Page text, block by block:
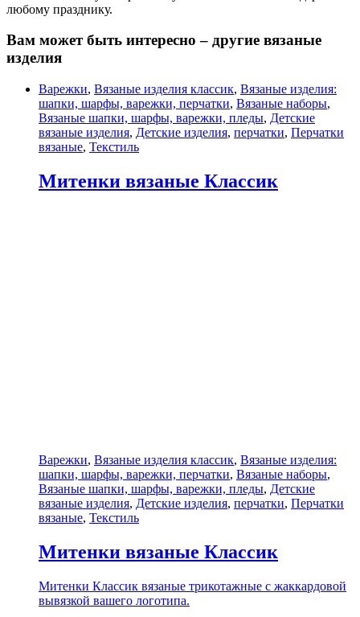
любому празднику.
Вам может быть интересно – другие вязаные
изделия
Варежки, Вязаные изделия классик, Вязаные изделия:
шапки, шарфы, варежки, перчатки, Вязаные наборы,
Вязаные шапки, шарфы, варежки, пледы, Детские
вязаные изделия, Детские изделия, перчатки, Перчатки
вязаные, Текстиль
Митенки вязаные Классик
Варежки, Вязаные изделия классик, Вязаные изделия:
шапки, шарфы, варежки, перчатки, Вязаные наборы,
Вязаные шапки, шарфы, варежки, пледы, Детские
вязаные изделия, Детские изделия, перчатки, Перчатки
вязаные, Текстиль
Митенки вязаные Классик
Митенки Классик вязаные трикотажные с жаккардовой
вывязкой вашего логотипа.